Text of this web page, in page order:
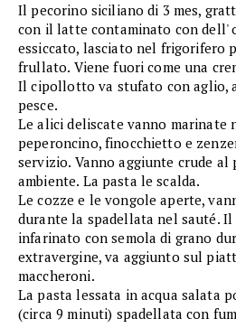
Il pecorino siciliano di 3 mes,
con il latte contaminato con dell'
essiccato, lasciato nel frigorifero
frullato. Viene fuori come una
Il cipollotto va stufato con aglio,
pesce.
Le alici deliscate vanno marinate
peperoncino, finocchietto e
servizio. Vanno aggiunte crude
ambiente. La pasta le scalda.
Le cozze e le vongole aperte,
durante la spadellata nel sauté.
infarinato con semola di grano
extravergine, va aggiunto sul
maccheroni.
La pasta lessata in acqua salata
(circa 9 minuti) spadellata con